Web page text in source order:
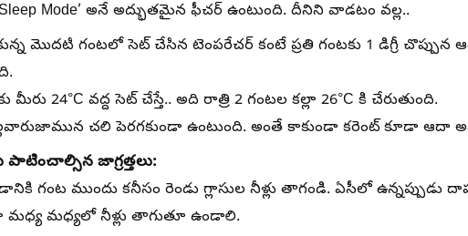
Mode’ అనే అద్భుతమైన ఫీచర్ ఉంటుంది. దీనిని వాడటం వల్ల..
మొదటి గంటలో సెట్ చేసిన టెంపరేచర్ కంటే ప్రతి గంటకు 1 డిగ్రీ
24°C వద్ద సెట్ చేస్తే.. అది రాత్రి 2 గంటల కల్లా 26°C కి చేరుతుంది.
చలి పెరగకుండా ఉంటుంది. అంతే కాకుండా కరెంట్ కూడా ఆదా
జాగ్రత్తలు:
గంట ముందు కనీసం రెండు గ్లాసుల నీళ్లు తాగండి. ఏసీలో ఉన్నప్పుడు
మధ్యలో నీళ్లు తాగుతూ ఉండాలి.